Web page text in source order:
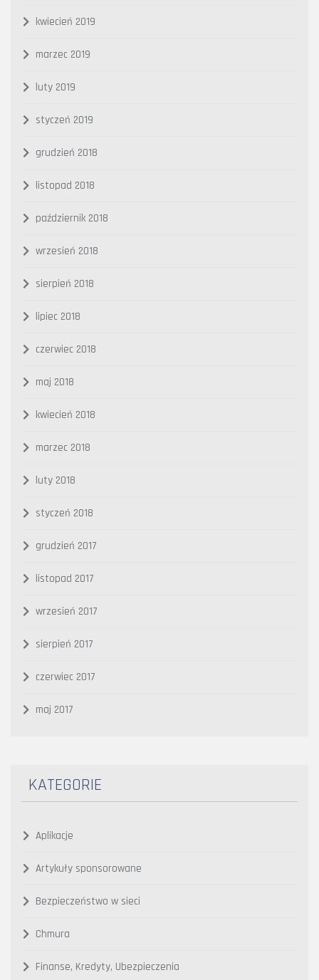
kwiecień 2019
marzec 2019
luty 2019
styczeń 2019
grudzień 2018
listopad 2018
październik 2018
wrzesień 2018
sierpień 2018
lipiec 2018
czerwiec 2018
maj 2018
kwiecień 2018
marzec 2018
luty 2018
styczeń 2018
grudzień 2017
listopad 2017
wrzesień 2017
sierpień 2017
czerwiec 2017
maj 2017
KATEGORIE
Aplikacje
Artykuły sponsorowane
Bezpieczeństwo w sieci
Chmura
Finanse, Kredyty, Ubezpieczenia